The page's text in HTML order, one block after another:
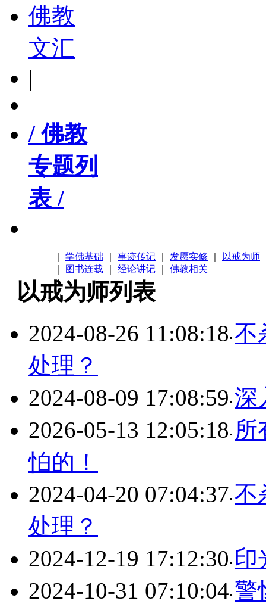
佛教
文汇
|
/ 佛教
专题列
表 /
学佛基础 事迹传记 发愿实修 以戒为师
图书连载 经论讲记 佛教相关
以戒为师列表
2024-08-26 11:08:18 不
处理？
2024-08-09 17:08:59 深
2026-05-13 12:05:18 所
怕的！
2024-04-20 07:04:37 不
处理？
2024-12-19 17:12:30 印
2024-10-31 07:10:04 警